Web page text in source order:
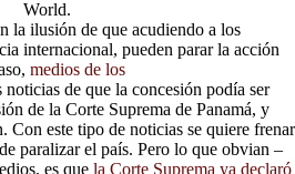
World.
la ilusión de que acudiendo a los
internacional, pueden parar la acción
medios de los
noticias de que la concesión podía ser
de la Corte Suprema de Panamá, y
Con este tipo de noticias se quiere frenar
paralizar el país. Pero lo que obvian –
es que la Corte Suprema ya declaró